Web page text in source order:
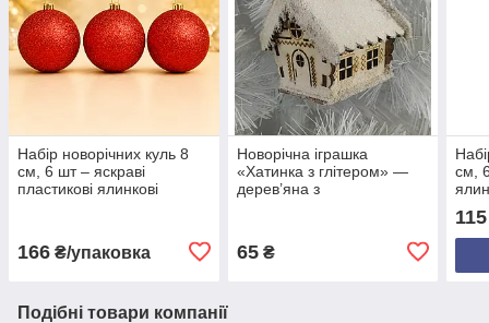
Набір новорічних куль 8
см, 6 шт – яскраві
пластикові ялинкові
166 ₴/упаковка
Новорічна іграшка
«Хатинка з глітером» —
дерев’яна з
65₴
см,
115
Подібні товари компанії